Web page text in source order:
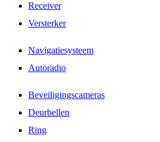
Receiver
Versterker
Navigatiesysteem
Autoradio
Beveiligingscameras
Deurbellen
Ring